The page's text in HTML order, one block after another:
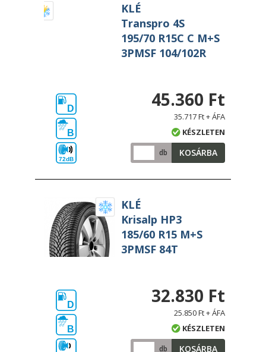
KLÉ
Transpro 4S
195/70 R15C C M+S
3PMSF 104/102R
D
B
72dB
45.360 Ft
35.717 Ft + ÁFA
KÉSZLETEN
db KOSÁRBA
KLÉ
Krisalp HP3
185/60 R15 M+S
3PMSF 84T
D
B
32.830 Ft
25.850 Ft + ÁFA
KÉSZLETEN
db KOSÁRBA